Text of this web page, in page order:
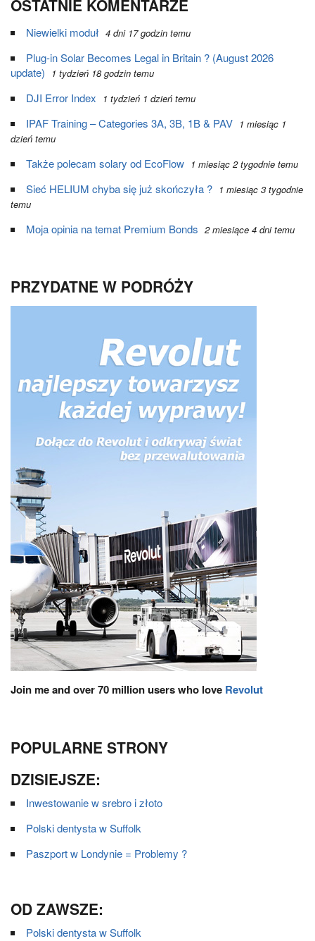
OSTATNIE KOMENTARZE
Niewielki moduł 4 dni 17 godzin temu
Plug-in Solar Becomes Legal in Britain ? (August 2026
update)
1 tydzień 18 godzin temu
DJI Error Index 1 tydzień 1 dzień temu
IPAF Training – Categories 3A, 3B, 1B & PAV 1 miesiąc 1
dzień temu
Także polecam solary od EcoFlow 1 miesiąc 2 tygodnie temu
Sieć HELIUM chyba się już skończyła ? 1 miesiąc 3 tygodnie
temu
Moja opinia na temat Premium Bonds 2 miesiące 4 dni temu
PRZYDATNE W PODRÓŻY
Join me and over 70 million users who love Revolut
POPULARNE STRONY
DZISIEJSZE:
Inwestowanie w srebro i złoto
Polski dentysta w Suffolk
Paszport w Londynie = Problemy ?
OD ZAWSZE:
Polski dentysta w Suffolk